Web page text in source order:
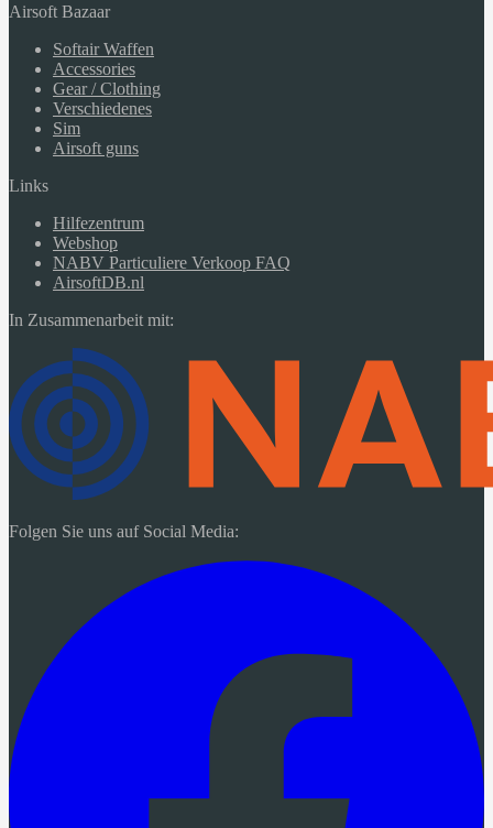
Airsoft Bazaar
Softair Waffen
Accessories
Gear / Clothing
Verschiedenes
Sim
Airsoft guns
Links
Hilfezentrum
Webshop
NABV Particuliere Verkoop FAQ
AirsoftDB.nl
In Zusammenarbeit mit:
Folgen Sie uns auf Social Media: